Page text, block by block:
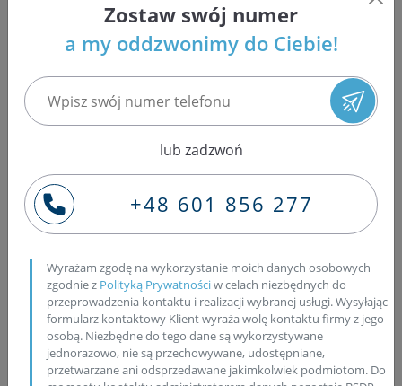
samochodowych. Niewiele osób wie, że polska
technologia stała się bramą dla rozwoju przemysłu
motoryzacyjnego w Europie. Łódź to miasto typowo
industrialne więc naturalne jest, że wokół miasta
wyrosły mniejsze miejscowości — na przykład Zgierz, do
którego prowadzi (jakże by inaczej) ulica Zgierska.
Stylowa nazwa to również cecha Pabianic, do których
jest taka, że w Łodzi się ciężko zgubić. Łódź nie pozostaje
w tyle również w kwestii kulturalnego dorobku
motoryzacji polskiej, a mianowicie realnych kształtów
Techniki, które miałby swoje zbiory połączyć z
istniejącymi już zbiorami lotniska Lublinek albo z
Muzeum MPK w Łodzi. Przez krótki okres w powojennej
Polsce, Łódź pełniła funkcję siedziby władz Państwa, co
spowodowane było całkowitym zniszczeniem Warszawy.
Łódź uczyniono w szybkim tempie na powrót polskim
Zostaw swój numer
a my oddzwonimy do Ciebie!
lub zadzwoń
+48 601 856 277
Wyrażam zgodę na wykorzystanie moich danych osobowych
zgodnie z Polityką Prywatnościw celach niezbędnych do
przeprowadzenia kontaktu i realizacji wybranej usługi. Wysyłając
formularz kontaktowy Klient wyraża wolę kontaktu firmy z jego
osobą. Niezbędne do tego dane są wykorzystywane
jednorazowo, nie są przechowywane, udostępniane,
przetwarzane ani odsprzedawane jakimkolwiek podmiotom. Do